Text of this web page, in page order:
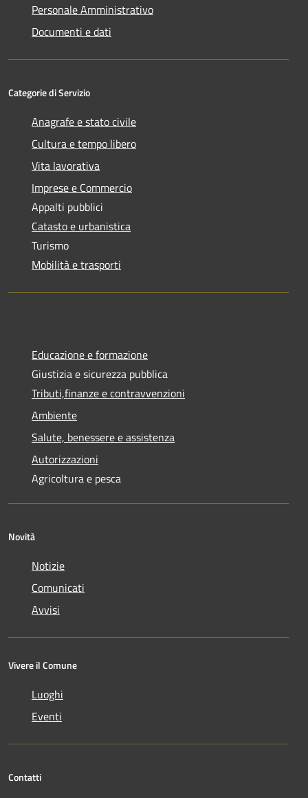
Personale Amministrativo
Documenti e dati
Categorie di Servizio
Anagrafe e stato civile
Cultura e tempo libero
Vita lavorativa
Imprese e Commercio
Appalti pubblici
Catasto e urbanistica
Turismo
Mobilità e trasporti
Educazione e formazione
Giustizia e sicurezza pubblica
Tributi,finanze e contravvenzioni
Ambiente
Salute, benessere e assistenza
Autorizzazioni
Agricoltura e pesca
Novità
Notizie
Comunicati
Avvisi
Vivere il Comune
Luoghi
Eventi
Contatti